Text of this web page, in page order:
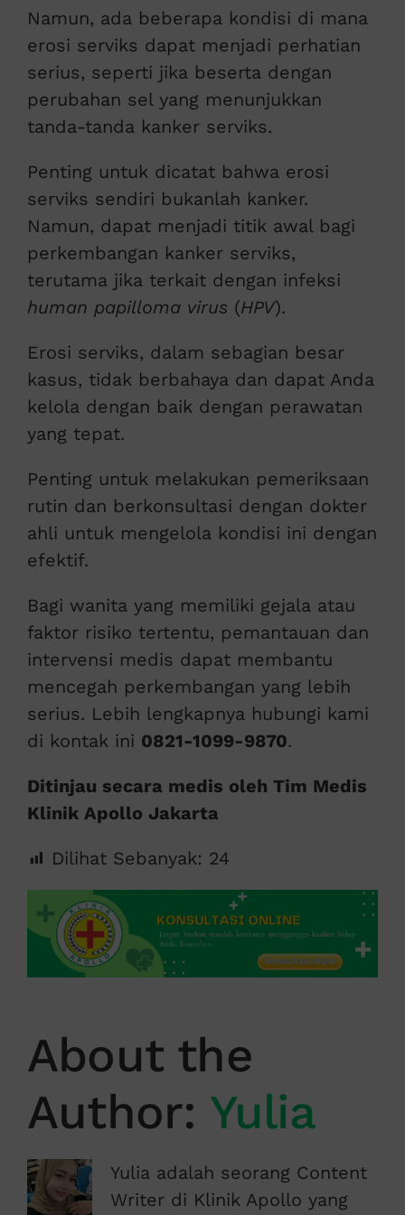
Namun, ada beberapa kondisi di mana
erosi serviks dapat menjadi perhatian
serius, seperti jika beserta dengan
perubahan sel yang menunjukkan
tanda-tanda kanker serviks.
Penting untuk dicatat bahwa erosi
serviks sendiri bukanlah kanker.
Namun, dapat menjadi titik awal bagi
perkembangan kanker serviks,
terutama jika terkait dengan infeksi
human papilloma virus (HPV).
Erosi serviks, dalam sebagian besar
kasus, tidak berbahaya dan dapat Anda
kelola dengan baik dengan perawatan
yang tepat.
Penting untuk melakukan pemeriksaan
rutin dan berkonsultasi dengan dokter
ahli untuk mengelola kondisi ini dengan
efektif.
Bagi wanita yang memiliki gejala atau
faktor risiko tertentu, pemantauan dan
intervensi medis dapat membantu
mencegah perkembangan yang lebih
serius. Lebih lengkapnya hubungi kami
di kontak ini 0821-1099-9870.
Ditinjau secara medis oleh Tim Medis
Klinik Apollo Jakarta
Dilihat Sebanyak: 24
About the
Author: Yulia
Yulia adalah seorang Content
Writer di Klinik Apollo yang